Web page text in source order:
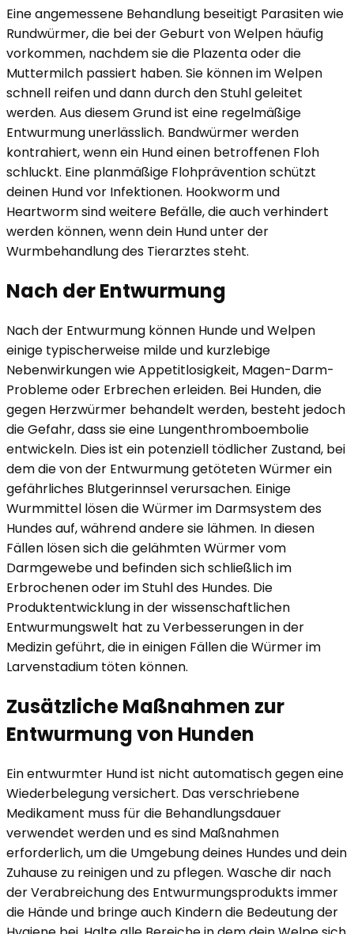
Eine angemessene Behandlung beseitigt Parasiten wie
Rundwürmer, die bei der Geburt von Welpen häufig
vorkommen, nachdem sie die Plazenta oder die
Muttermilch passiert haben. Sie können im Welpen
schnell reifen und dann durch den Stuhl geleitet
werden. Aus diesem Grund ist eine regelmäßige
Entwurmung unerlässlich. Bandwürmer werden
kontrahiert, wenn ein Hund einen betroffenen Floh
schluckt. Eine planmäßige Flohprävention schützt
deinen Hund vor Infektionen. Hookworm und
Heartworm sind weitere Befälle, die auch verhindert
werden können, wenn dein Hund unter der
Wurmbehandlung des Tierarztes steht.
Nach der Entwurmung
Nach der Entwurmung können Hunde und Welpen
einige typischerweise milde und kurzlebige
Nebenwirkungen wie Appetitlosigkeit, Magen-Darm-
Probleme oder Erbrechen erleiden. Bei Hunden, die
gegen Herzwürmer behandelt werden, besteht jedoch
die Gefahr, dass sie eine Lungenthromboembolie
entwickeln. Dies ist ein potenziell tödlicher Zustand, bei
dem die von der Entwurmung getöteten Würmer ein
gefährliches Blutgerinnsel verursachen. Einige
Wurmmittel lösen die Würmer im Darmsystem des
Hundes auf, während andere sie lähmen. In diesen
Fällen lösen sich die gelähmten Würmer vom
Darmgewebe und befinden sich schließlich im
Erbrochenen oder im Stuhl des Hundes. Die
Produktentwicklung in der wissenschaftlichen
Entwurmungswelt hat zu Verbesserungen in der
Medizin geführt, die in einigen Fällen die Würmer im
Larvenstadium töten können.
Zusätzliche Maßnahmen zur
Entwurmung von Hunden
Ein entwurmter Hund ist nicht automatisch gegen eine
Wiederbelegung versichert. Das verschriebene
Medikament muss für die Behandlungsdauer
verwendet werden und es sind Maßnahmen
erforderlich, um die Umgebung deines Hundes und dein
Zuhause zu reinigen und zu pflegen. Wasche dir nach
der Verabreichung des Entwurmungsprodukts immer
die Hände und bringe auch Kindern die Bedeutung der